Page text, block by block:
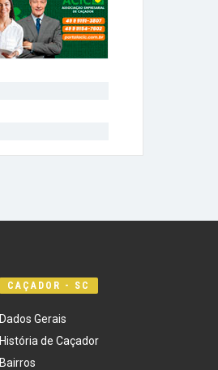
CAÇADOR - SC
Dados Gerais
História de Caçador
Bairros